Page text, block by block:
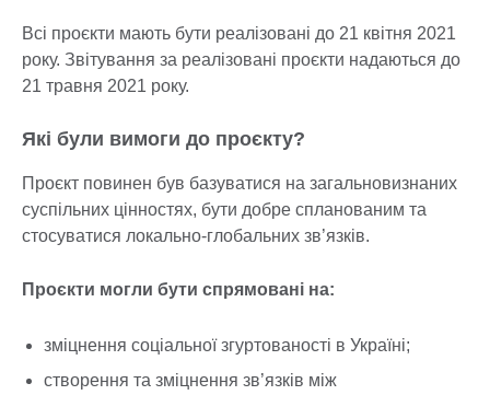
Всі проєкти мають бути реалізовані до 21 квітня 2021
року. Звітування за реалізовані проєкти надаються до
21 травня 2021 року.
Які були вимоги до проєкту?
Проєкт повинен був базуватися на загальновизнаних
суспільних цінностях, бути добре спланованим та
стосуватися локально-глобальних зв’язків.
Проєкти могли бути спрямовані на:
зміцнення соціальної згуртованості в Україні;
створення та зміцнення зв’язків між